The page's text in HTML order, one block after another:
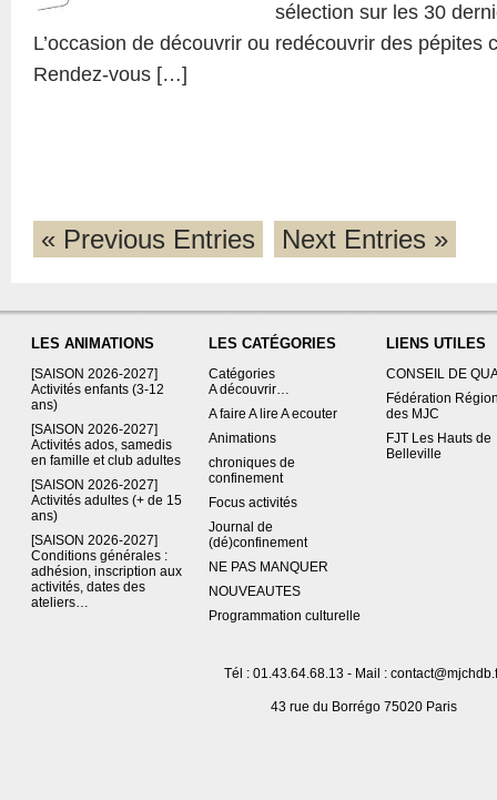
sélection sur les 30
L’occasion de découvrir ou redécouvrir des pépites
Rendez-vous […]
« Previous Entries Next Entries »
LES ANIMATIONS
[SAISON 2026-2027]
Activités enfants (3-12
ans)
[SAISON 2026-2027]
Activités ados, samedis
en famille et club adultes
[SAISON 2026-2027]
Activités adultes (+ de 15
ans)
[SAISON 2026-2027]
Conditions générales :
adhésion, inscription aux
activités, dates des
ateliers…
LES CATÉGORIES
Catégories
A découvrir…
A faire A lire A ecouter
Animations
chroniques de
confinement
Focus activités
Journal de
(dé)confinement
NE PAS MANQUER
NOUVEAUTES
Programmation culturelle
LIENS UTILES
CONSEIL DE
Fédération
des MJC
FJT Les Hauts de
Belleville
Tél : 01.43.64.68.13 - Mail :
43 rue du Borrégo 75020 Paris